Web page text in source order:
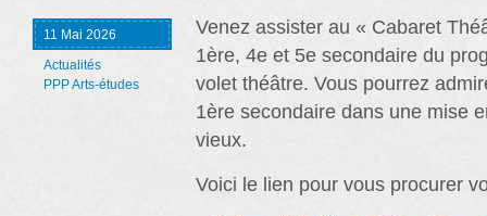
11 Mai 2026
Actualités
PPP Arts-études
Venez assister au « Cabaret
1ère, 4e et 5e secondaire du
volet théâtre. Vous pourrez
1ère secondaire dans une mise
vieux.
Voici le lien pour vous procurer